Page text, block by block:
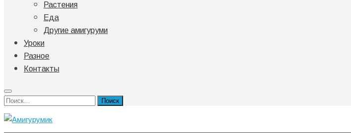
Растения
Еда
Другие амигуруми
Уроки
Разное
Контакты
Найти: